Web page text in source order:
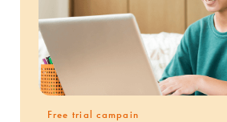
Free trial campain